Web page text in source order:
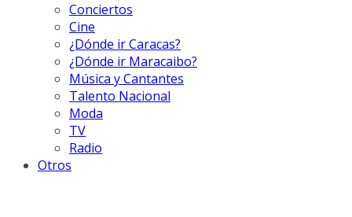
Conciertos
Cine
¿Dónde ir Caracas?
¿Dónde ir Maracaibo?
Música y Cantantes
Talento Nacional
Moda
TV
Radio
Otros